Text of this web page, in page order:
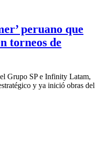
peruano que
torneos de
Grupo SP e Infinity Latam,
y ya inició obras del